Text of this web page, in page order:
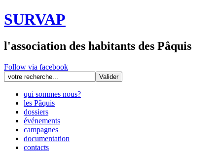
SURVAP
l'association des habitants des Pâquis
Follow via facebook
qui sommes nous?
les Pâquis
dossiers
événements
campagnes
documentation
contacts